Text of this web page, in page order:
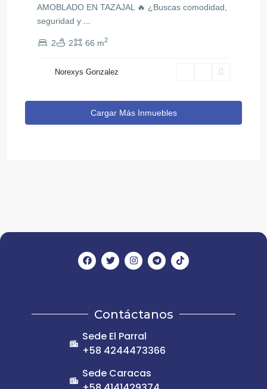
AMOBLADO EN TAZAJAL 🔥 ¿Buscas comodidad,
seguridad y
2 2 66 m2
Norexys Gonzalez
Cargar Más Inmuebles
Contáctanos
Sede El Parral
+58 4244473366
Sede Caracas